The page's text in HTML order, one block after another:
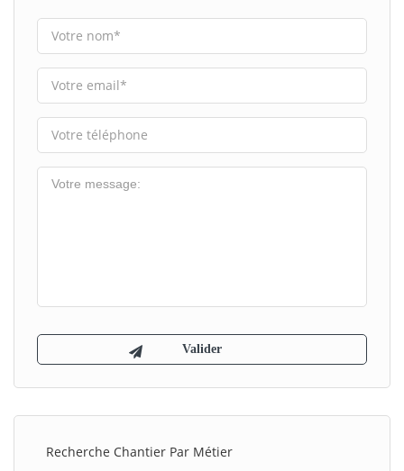
Recherche Chantier Par Métier